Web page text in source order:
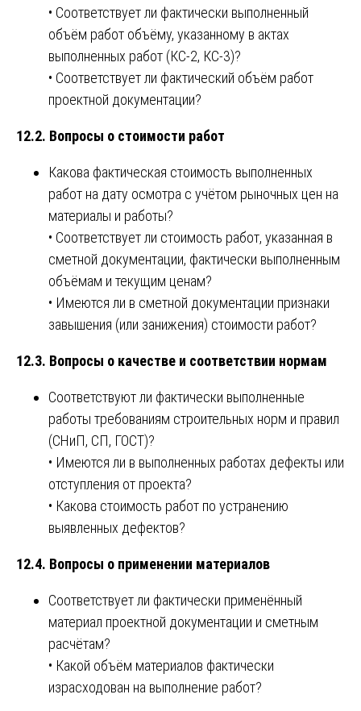
• Соответствует ли фактически выполненный
объём работ объёму, указанному в актах
выполненных работ (КС-2, КС-3)?
• Соответствует ли фактический объём работ
проектной документации?
12.2. Вопросы о стоимости работ
Какова фактическая стоимость выполненных
работ на дату осмотра с учётом рыночных цен на
материалы и работы?
• Соответствует ли стоимость работ, указанная в
сметной документации, фактически выполненным
объёмам и текущим ценам?
• Имеются ли в сметной документации признаки
завышения (или занижения) стоимости работ?
12.3. Вопросы о качестве и соответствии нормам
Соответствуют ли фактически выполненные
работы требованиям строительных норм и правил
(СНиП, СП, ГОСТ)?
• Имеются ли в выполненных работах дефекты или
отступления от проекта?
• Какова стоимость работ по устранению
выявленных дефектов?
12.4. Вопросы о применении материалов
Соответствует ли фактически применённый
материал проектной документации и сметным
расчётам?
• Какой объём материалов фактически
израсходован на выполнение работ?